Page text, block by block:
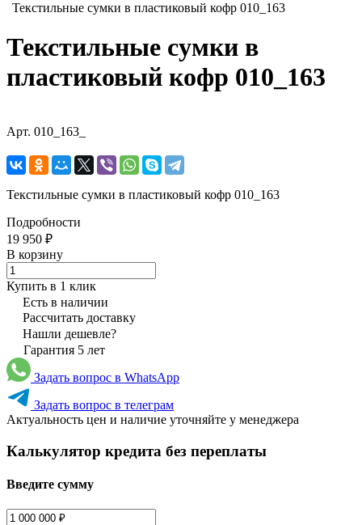
Текстильные сумки в пластиковый кофр 010_163
Текстильные сумки в
пластиковый кофр 010_163
Арт. 010_163_
Текстильные сумки в пластиковый кофр 010_163
Подробности
19 950 ₽
В корзину
Купить в 1 клик
Есть в наличии
Рассчитать доставку
Нашли дешевле?
Гарантия 5 лет
Задать вопрос в WhatsApp
Задать вопрос в телеграм
Актуальность цен и наличие уточняйте у менеджера
Калькулятор кредита без переплаты
Введите сумму